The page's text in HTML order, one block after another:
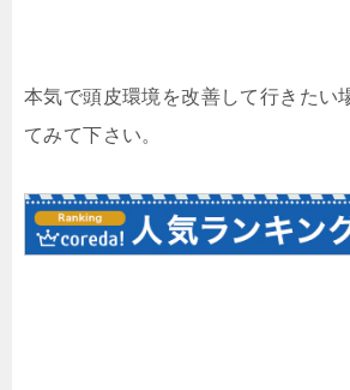
本気で頭皮環境を改善して行きたい
てみて下さい。